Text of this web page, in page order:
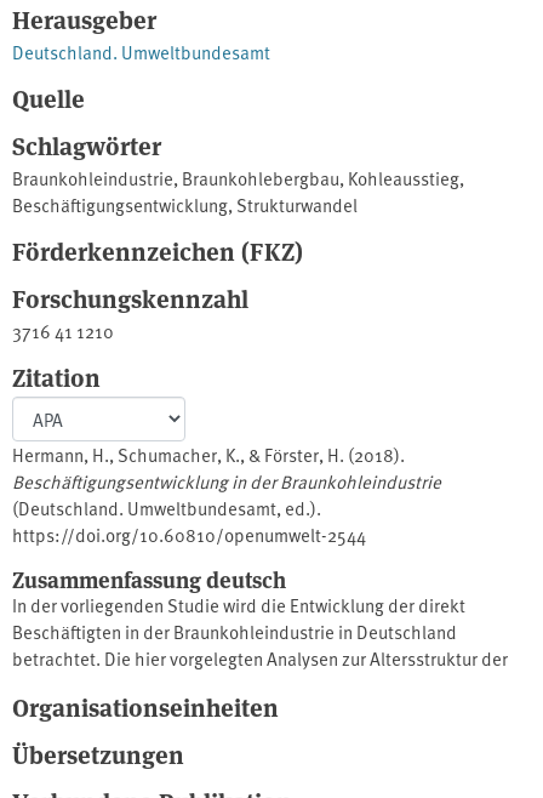
Herausgeber
Deutschland. Umweltbundesamt
Quelle
Schlagwörter
Braunkohleindustrie,Braunkohlebergbau,Kohleausstieg,
Beschäftigungsentwicklung,Strukturwandel
Förderkennzeichen (FKZ)
Forschungskennzahl
3716 41 1210
Zitation
Hermann, H., Schumacher, K., & Förster, H. (2018).
Beschäftigungsentwicklung in der Braunkohleindustrie
(Deutschland. Umweltbundesamt, ed.).
https://doi.org/10.60810/openumwelt-2544
Zusammenfassung deutsch
In der vorliegenden Studie wird die Entwicklung der direkt
Beschäftigten in der Braunkohleindustrie in Deutschland
betrachtet. Die hier vorgelegten Analysen zur Altersstruktur der
anstehende Strukturwandel bei den aktuell Beschäftigten
weitgehend entlang der natürlichen Altersgrenzen vollzogen
werden kann, denn bis zum Jahr 2030 werden fast zwei Drittel der
aktuell in der Braunkohlenindustrie Beschäftigten in den
Organisationseinheiten
Übersetzungen